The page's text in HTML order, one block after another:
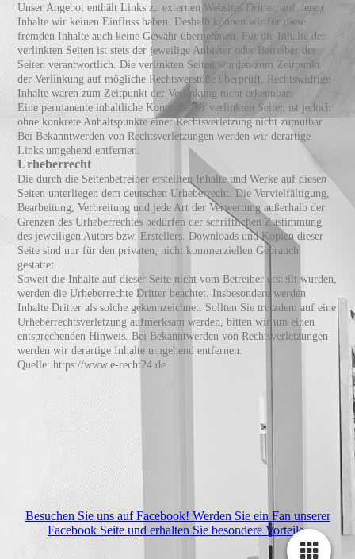
Unser Angebot enthält Links zu externen Websites Dritter, auf deren
Inhalte wir keinen Einfluss haben. Deshalb können wir für diese
fremden Inhalte auch keine Gewähr übernehmen. Für die Inhalte der
verlinkten Seiten ist stets der jeweilige Anbieter oder Betreiber der
Seiten verantwortlich. Die verlinkten Seiten wurden zum Zeitpunkt
der Verlinkung auf mögliche Rechtsverstöße überprüft. Rechtswidrige
Inhalte waren zum Zeitpunkt der Verlinkung nicht erkennbar.
Eine permanente inhaltliche Kontrolle der verlinkten Seiten ist jedoch
ohne konkrete Anhaltspunkte einer Rechtsverletzung nicht zumutbar.
Bei Bekanntwerden von Rechtsverletzungen werden wir derartige
Links umgehend entfernen.
Urheberrecht
Die durch die Seitenbetreiber erstellten Inhalte und Werke auf diesen
Seiten unterliegen dem deutschen Urheberrecht. Die Vervielfältigung,
Bearbeitung, Verbreitung und jede Art der Verwertung außerhalb der
Grenzen des Urheberrechtes bedürfen der schriftlichen Zustimmung
des jeweiligen Autors bzw. Erstellers. Downloads und Kopien dieser
Seite sind nur für den privaten, nicht kommerziellen Gebrauch
gestattet.
Soweit die Inhalte auf dieser Seite nicht vom Betreiber erstellt wurden,
werden die Urheberrechte Dritter beachtet. Insbesondere werden
Inhalte Dritter als solche gekennzeichnet. Sollten Sie trotzdem auf eine
Urheberrechtsverletzung aufmerksam werden, bitten wir um einen
entsprechenden Hinweis. Bei Bekanntwerden von Rechtsverletzungen
werden wir derartige Inhalte umgehend entfernen.
Quelle: https://www.e-recht24.de
Besuchen Sie uns auf Facebook! Werden Sie ein Fan unserer
Facebook Seite und erhalten Sie besondere Vorteile.